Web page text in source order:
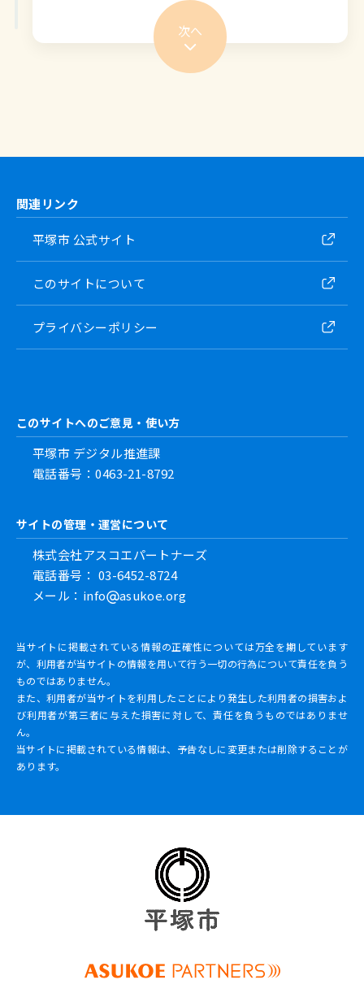
次へ
関連リンク
平塚市 公式サイト
このサイトについて
プライバシーポリシー
このサイトへのご意見・使い方
平塚市 デジタル推進課
電話番号：0463-21-8792
サイトの管理・運営について
株式会社アスコエパートナーズ
電話番号： 03-6452-8724
メール：info
asukoe.org
当サイトに掲載されている情報の正確性については万全を期しています
が、利用者が当サイトの情報を用いて行う一切の行為について責任を負う
ものではありません。
また、利用者が当サイトを利用したことにより発生した利用者の損害およ
び利用者が第三者に与えた損害に対して、責任を負うものではありませ
ん。
当サイトに掲載されている情報は、予告なしに変更または削除することが
あります。